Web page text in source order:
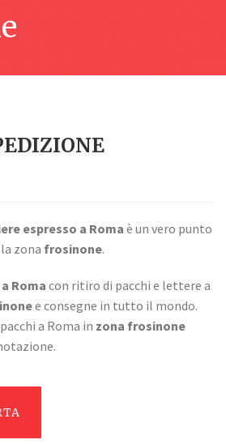
espresso a Roma è un vero punto
zona frosinone.
Romacon ritiro di pacchi e lettere a
e consegne in tutto il mondo.
a Roma in zona frosinone